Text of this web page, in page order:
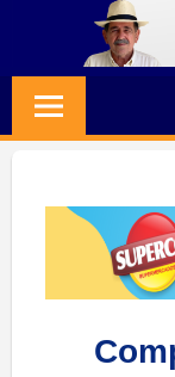
content
Jornalismo
Credibilidade